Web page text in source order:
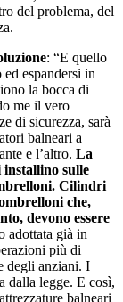
del problema, del
: “E quello
espandersi in
la bocca di
me il vero
di sicurezza, sarà
balneari a
e l’altro. La
installino sulle
Cilindri
che,
devono essere
adottata già in
più di
degli anziani. I
dalla legge. E così,
balneari